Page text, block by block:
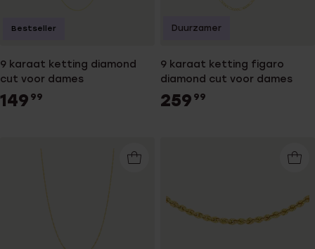
9 karaat ketting diamond
cut voor dames
149 99
Bestseller
9 karaat ketting figaro
diamond cut voor dames
259 99
Duurzamer